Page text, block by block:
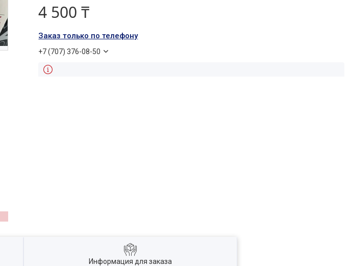
4 500 ₸
Заказ только по телефону
+7 (707) 376-08-50
Информация для заказа